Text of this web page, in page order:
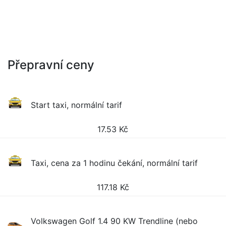
Přepravní ceny
Start taxi, normální tarif
17.53 Kč
Taxi, cena za 1 hodinu čekání, normální tarif
117.18 Kč
Volkswagen Golf 1.4 90 KW Trendline (nebo